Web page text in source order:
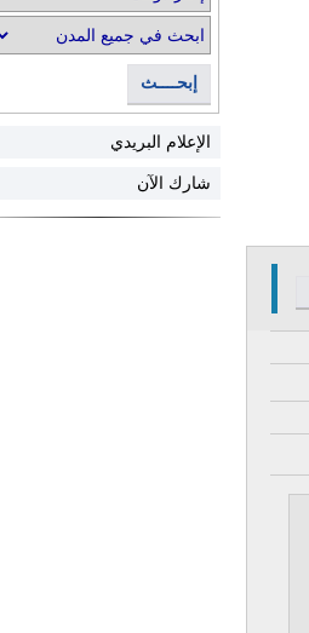
إبحــــث
الإعلام البريدي
شارك الآن